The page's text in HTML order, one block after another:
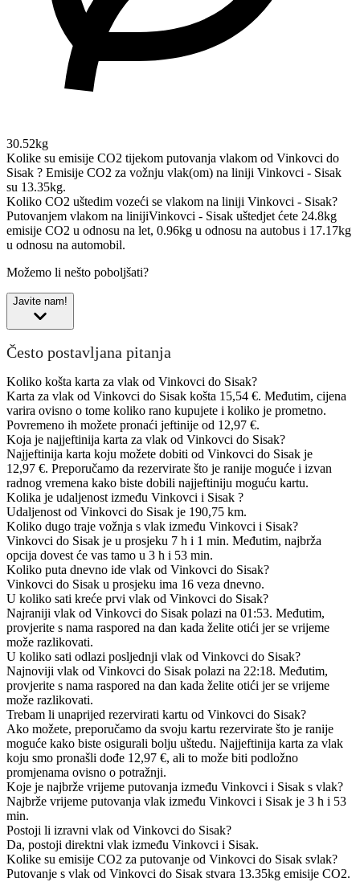
30.52kg
Kolike su emisije CO2 tijekom putovanja vlakom od Vinkovci do
Sisak ? Emisije CO2 za vožnju vlak(om) na liniji Vinkovci - Sisak
su 13.35kg.
Koliko CO2 uštedim vozeći se vlakom na liniji Vinkovci - Sisak?
Putovanjem vlakom na linijiVinkovci - Sisak uštedjet ćete 24.8kg
emisije CO2 u odnosu na let, 0.96kg u odnosu na autobus i 17.17kg
u odnosu na automobil.
Možemo li nešto poboljšati?
Javite nam!
Često postavljana pitanja
Koliko košta karta za vlak od Vinkovci do Sisak?
Karta za vlak od Vinkovci do Sisak košta 15,54 €. Međutim, cijena
varira ovisno o tome koliko rano kupujete i koliko je prometno.
Povremeno ih možete pronaći jeftinije od 12,97 €.
Koja je najjeftinija karta za vlak od Vinkovci do Sisak?
Najjeftinija karta koju možete dobiti od Vinkovci do Sisak je
12,97 €. Preporučamo da rezervirate što je ranije moguće i izvan
radnog vremena kako biste dobili najjeftiniju moguću kartu.
Kolika je udaljenost između Vinkovci i Sisak ?
Udaljenost od Vinkovci do Sisak je 190,75 km.
Koliko dugo traje vožnja s vlak između Vinkovci i Sisak?
Vinkovci do Sisak je u prosjeku 7 h i 1 min. Međutim, najbrža
opcija dovest će vas tamo u 3 h i 53 min.
Koliko puta dnevno ide vlak od Vinkovci do Sisak?
Vinkovci do Sisak u prosjeku ima 16 veza dnevno.
U koliko sati kreće prvi vlak od Vinkovci do Sisak?
Najraniji vlak od Vinkovci do Sisak polazi na 01:53. Međutim,
provjerite s nama raspored na dan kada želite otići jer se vrijeme
može razlikovati.
U koliko sati odlazi posljednji vlak od Vinkovci do Sisak?
Najnoviji vlak od Vinkovci do Sisak polazi na 22:18. Međutim,
provjerite s nama raspored na dan kada želite otići jer se vrijeme
može razlikovati.
Trebam li unaprijed rezervirati kartu od Vinkovci do Sisak?
Ako možete, preporučamo da svoju kartu rezervirate što je ranije
moguće kako biste osigurali bolju uštedu. Najjeftinija karta za vlak
koju smo pronašli dođe 12,97 €, ali to može biti podložno
promjenama ovisno o potražnji.
Koje je najbrže vrijeme putovanja između Vinkovci i Sisak s vlak?
Najbrže vrijeme putovanja vlak između Vinkovci i Sisak je 3 h i 53
min.
Postoji li izravni vlak od Vinkovci do Sisak?
Da, postoji direktni vlak između Vinkovci i Sisak.
Kolike su emisije CO2 za putovanje od Vinkovci do Sisak svlak?
Putovanje s vlak od Vinkovci do Sisak stvara 13.35kg emisije CO2.